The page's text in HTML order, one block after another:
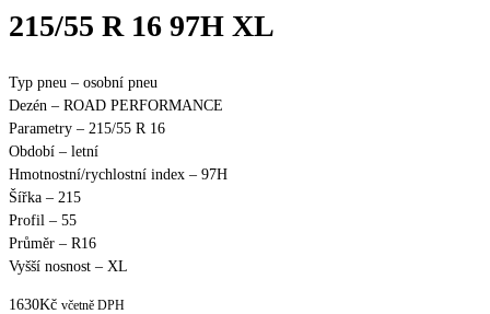
215/55 R 16 97H XL
Typ pneu – osobní pneu
Dezén – ROAD PERFORMANCE
Parametry – 215/55 R 16
Období – letní
Hmotnostní/rychlostní index – 97H
Šířka – 215
Profil – 55
Průměr – R16
Vyšší nosnost – XL
1630Kč včetně DPH